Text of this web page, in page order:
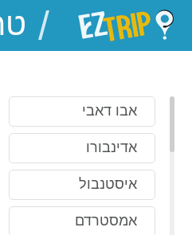
EZTrip
/
אבו דאבי
אדינבורו
איסטנבול
אמסטרדם